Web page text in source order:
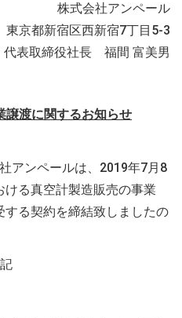
株式会社アンペール
東京都新宿区西新宿7丁目 5-3
代表取締役社長 福間 富美男
譲渡に関するお知らせ
アンペールは、 2019年7月 8
る真空計製造販売の事業
する契約を締結致しましたの
記